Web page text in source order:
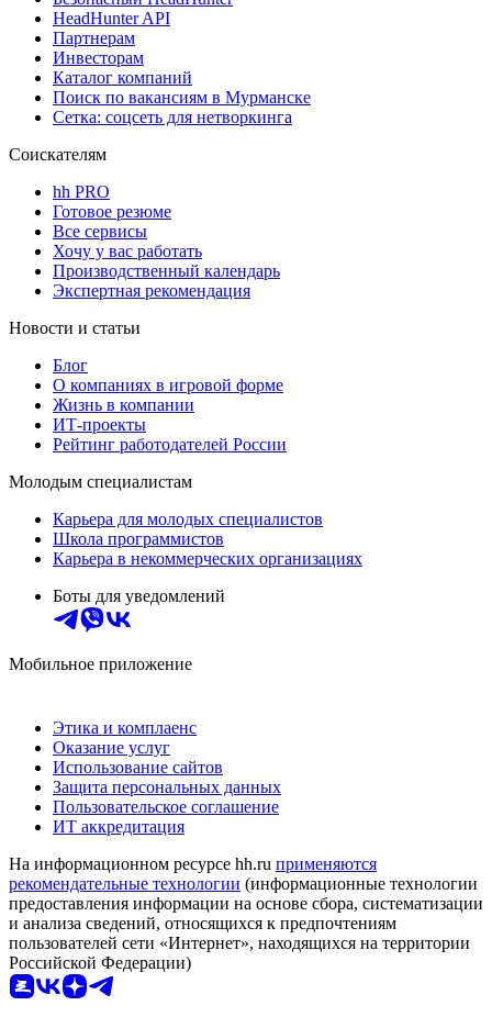
HeadHunter API
Партнерам
Инвесторам
Каталог компаний
Поиск по вакансиям в Мурманске
Сетка: соцсеть для нетворкинга
Соискателям
hh PRO
Готовое резюме
Все сервисы
Хочу у вас работать
Производственный календарь
Экспертная рекомендация
Новости и статьи
Блог
О компаниях в игровой форме
Жизнь в компании
ИТ-проекты
Рейтинг работодателей России
Молодым специалистам
Карьера для молодых специалистов
Школа программистов
Карьера в некоммерческих организациях
Боты для уведомлений
Мобильное приложение
Этика и комплаенс
Оказание услуг
Использование сайтов
Защита персональных данных
Пользовательское соглашение
ИТ аккредитация
На информационном ресурсе hh.ru применяются
рекомендательные технологии (информационные технологии
предоставления информации на основе сбора, систематизации
и анализа сведений, относящихся к предпочтениям
пользователей сети «Интернет», находящихся на территории
Российской Федерации)